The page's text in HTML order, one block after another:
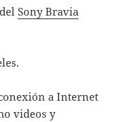
delSony Bravia
a Internet
videos y